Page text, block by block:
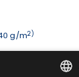
g/m2)
fülek